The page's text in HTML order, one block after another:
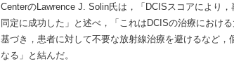
CenterのLawrence J. Solin氏は，「DCISスコアにより
同定に成功した」と述べ，「これはDCISの治療におけ
基づき，患者に対して不要な放射線治療を避けるなど，
なる」と結んだ。